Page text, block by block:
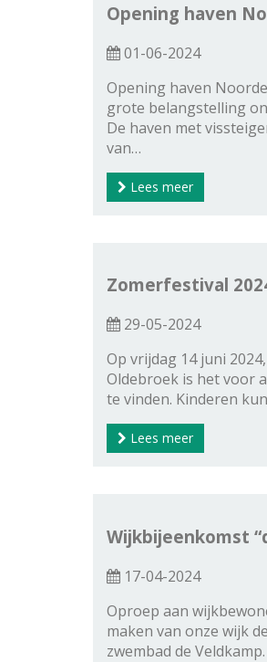
Opening haven
01-06-2024
Opening haven
grote belangstelling
De haven met
van…
Lees meer
Zomerfestival
29-05-2024
Op vrijdag 14 juni
Oldebroek is het voor
te vinden. Kinderen
Lees meer
Wijkbijeenkomst
17-04-2024
Oproep aan
maken van onze wijk
zwembad de